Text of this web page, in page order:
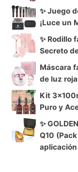
✨ Juego
¡Luce un
✨ Rodillo
Secreto
Máscara
de luz
Kit
Puro y
✨
Q10
aplicación